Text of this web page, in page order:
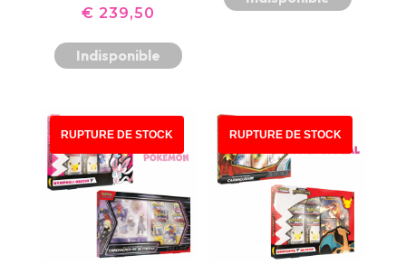
€ 239,50
Indisponible
PROMO !
RUPTURE DE STOCK PROMO !
RUPTURE DE STOCK